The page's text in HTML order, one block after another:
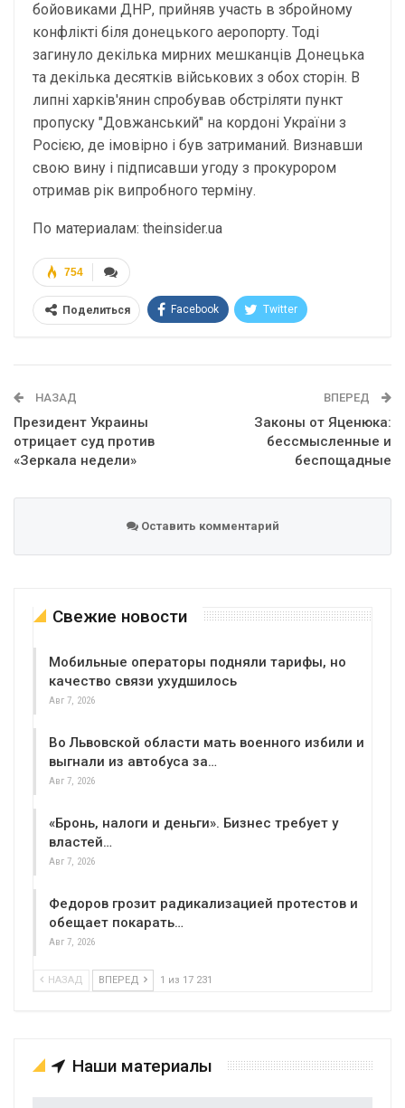
бойовиками ДНР, прийняв участь в збройному
конфлікті біля донецького аеропорту. Тоді
загинуло декілька мирних мешканців Донецька
та декілька десятків військових з обох сторін. В
липні харків'янин спробував обстріляти пункт
пропуску "Довжанський" на кордоні України з
Росією, де імовірно і був затриманий. Визнавши
свою вину і підписавши угоду з прокурором
отримав рік випробного терміну.
По материалам: theinsider.ua
754
Поделиться Facebook Twitter
НАЗАД
Президент Украины
отрицает суд против
«Зеркала недели»
ВПЕРЕД
Законы от Яценюка:
бессмысленные и
беспощадные
Оставить комментарий
Свежие новости
Мобильные операторы подняли тарифы, но
качество связи ухудшилось
Авг 7, 2026
Во Львовской области мать военного избили и
выгнали из автобуса за…
Авг 7, 2026
«Бронь, налоги и деньги». Бизнес требует у
властей…
Авг 7, 2026
Федоров грозит радикализацией протестов и
обещает покарать…
Авг 7, 2026
НАЗАД ВПЕРЕД 1 из 17 231
Наши материалы